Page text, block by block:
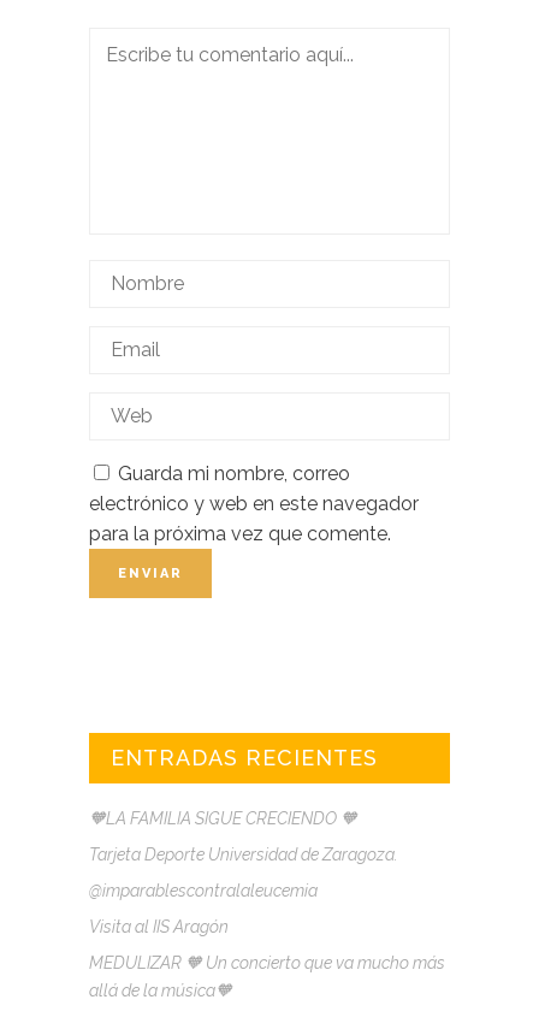
Guarda mi nombre, correo
electrónico y web en este navegador
para la próxima vez que comente.
ENTRADAS RECIENTES
🧡LA FAMILIA SIGUE CRECIENDO 🧡
Tarjeta Deporte Universidad de Zaragoza.
@imparablescontralaleucemia
Visita al IIS Aragón
MEDULIZAR 🧡 Un concierto que va mucho más
allá de la música🧡